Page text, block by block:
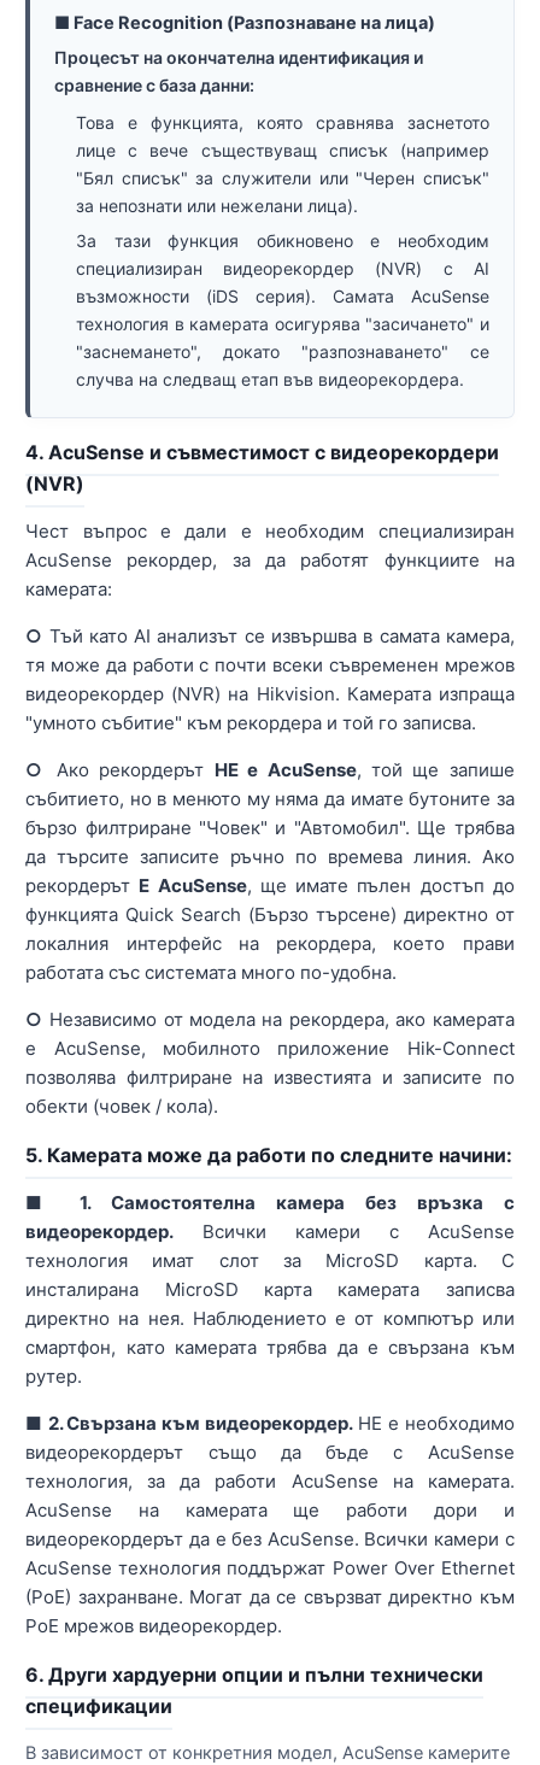
■ Face Recognition (Разпознаване на лица)
Процесът на окончателна идентификация и
сравнение с база данни:
Това е функцията, която сравнява заснетото
лице с вече съществуващ списък (например
"Бял списък" за служители или "Черен списък"
за непознати или нежелани лица).
За тази функция обикновено е необходим
специализиран видеорекордер (NVR) с AI
възможности (iDS серия). Самата AcuSense
технология в камерата осигурява "засичането" и
"заснемането", докато "разпознаването" се
случва на следващ етап във видеорекордера.
4. AcuSense и съвместимост с видеорекордери
(NVR)
Чест въпрос е дали е необходим специализиран
AcuSense рекордер, за да работят функциите на
камерата:
○ Тъй като AI анализът се извършва в самата камера,
тя може да работи с почти всеки съвременен мрежов
видеорекордер (NVR) на Hikvision. Камерата изпраща
"умното събитие" към рекордера и той го записва.
○ Ако рекордерът НЕ е AcuSense, той ще запише
събитието, но в менюто му няма да имате бутоните за
бързо филтриране "Човек" и "Автомобил". Ще трябва
да търсите записите ръчно по времева линия. Ако
рекордерът Е AcuSense, ще имате пълен достъп до
функцията Quick Search (Бързо търсене) директно от
локалния интерфейс на рекордера, което прави
работата със системата много по-удобна.
○ Независимо от модела на рекордера, ако камерата
е AcuSense, мобилното приложение Hik-Connect
позволява филтриране на известията и записите по
обекти (човек / кола).
5. Камерата може да работи по следните начини:
■ 1. Самостоятелна камера без връзка с
видеорекордер. Всички камери с AcuSense
технология имат слот за MicroSD карта. С
инсталирана MicroSD карта камерата записва
директно на нея. Наблюдението е от компютър или
смартфон, като камерата трябва да е свързана към
рутер.
■ 2. Свързана към видеорекордер.НЕ е необходимо
видеорекордерът също да бъде с AcuSense
технология, за да работи AcuSense на камерата.
AcuSense на камерата ще работи дори и
видеорекордерът да е без AcuSense. Всички камери с
AcuSense технология поддържат Power Over Ethernet
(PoE) захранване. Могат да се свързват директно към
PoE мрежов видеорекордер.
6. Други хардуерни опции и пълни технически
спецификации
В зависимост от конкретния модел, AcuSense камерите